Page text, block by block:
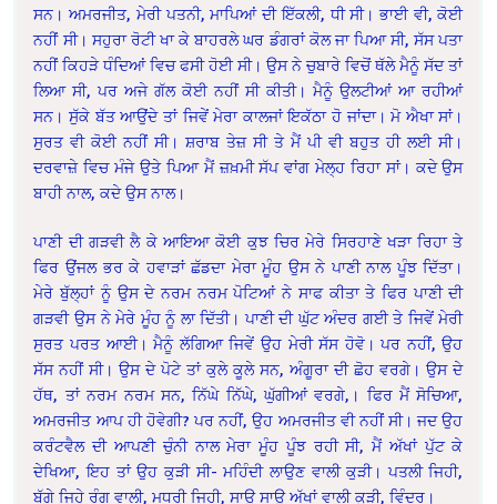
ਸਨ। ਅਮਰਜੀਤ, ਮੇਰੀ ਪਤਨੀ, ਮਾਪਿਆਂ ਦੀ ਇੱਕਲੀ, ਧੀ ਸੀ। ਭਾਈ ਵੀ, ਕੋਈ
ਨਹੀਂ ਸੀ। ਸਹੁਰਾ ਰੋਟੀ ਖਾ ਕੇ ਬਾਹਰਲੇ ਘਰ ਡੰਗਰਾਂ ਕੋਲ ਜਾ ਪਿਆ ਸੀ, ਸੱਸ ਪਤਾ
ਨਹੀਂ ਕਿਹੜੇ ਧੰਦਿਆਂ ਵਿਚ ਫਸੀ ਹੋਈ ਸੀ। ਉਸ ਨੇ ਚੁਬਾਰੇ ਵਿਚੋਂ ਥੱਲੇ ਮੈਨੂੰ ਸੱਦ ਤਾਂ
ਲਿਆ ਸੀ, ਪਰ ਅਜੇ ਗੱਲ ਕੋਈ ਨਹੀਂ ਸੀ ਕੀਤੀ। ਮੈਨੂੰ ਉਲਟੀਆਂ ਆ ਰਹੀਆਂ
ਸਨ। ਸੁੱਕੇ ਬੱਤ ਆਉਂਦੇ ਤਾਂ ਜਿਵੇਂ ਮੇਰਾ ਕਾਲਜਾਂ ਇਕੱਠਾ ਹੋ ਜਾਂਦਾ। ਮੋ ਐਖਾ ਸਾਂ।
ਸੁਰਤ ਵੀ ਕੋਈ ਨਹੀਂ ਸੀ। ਸ਼ਰਾਬ ਤੇਜ਼ ਸੀ ਤੇ ਮੈਂ ਪੀ ਵੀ ਬਹੁਤ ਹੀ ਲਈ ਸੀ।
ਦਰਵਾਜ਼ੇ ਵਿਚ ਮੰਜੇ ਉਤੇ ਪਿਆ ਮੈਂ ਜ਼ਖ਼ਮੀ ਸੱਪ ਵਾਂਗ ਮੇਲ੍ਹ ਰਿਹਾ ਸਾਂ। ਕਦੇ ਉਸ
ਬਾਹੀ ਨਾਲ, ਕਦੇ ਉਸ ਨਾਲ।
ਪਾਣੀ ਦੀ ਗੜਵੀ ਲੈ ਕੇ ਆਇਆ ਕੋਈ ਕੁਝ ਚਿਰ ਮੇਰੇ ਸਿਰਹਾਣੇ ਖੜਾ ਰਿਹਾ ਤੇ
ਫਿਰ ਉਂਜਲ ਭਰ ਕੇ ਹਵਾੜਾਂ ਛੱਡਦਾ ਮੇਰਾ ਮੂੰਹ ਉਸ ਨੇ ਪਾਣੀ ਨਾਲ ਪੂੰਝ ਦਿੱਤਾ।
ਮੇਰੇ ਬੁੱਲ੍ਹਾਂ ਨੂੰ ਉਸ ਦੇ ਨਰਮ ਨਰਮ ਪੋਟਿਆਂ ਨੇ ਸਾਫ ਕੀਤਾ ਤੇ ਫਿਰ ਪਾਣੀ ਦੀ
ਗੜਵੀ ਉਸ ਨੇ ਮੇਰੇ ਮੂੰਹ ਨੂੰ ਲਾ ਦਿੱਤੀ। ਪਾਣੀ ਦੀ ਘੁੱਟ ਅੰਦਰ ਗਈ ਤੇ ਜਿਵੇਂ ਮੇਰੀ
ਸੁਰਤ ਪਰਤ ਆਈ। ਮੈਨੂੰ ਲੱਗਿਆ ਜਿਵੇਂ ਉਹ ਮੇਰੀ ਸੱਸ ਹੋਵੋ। ਪਰ ਨਹੀਂ, ਉਹ
ਸੱਸ ਨਹੀਂ ਸੀ। ਉਸ ਦੇ ਪੋਟੇ ਤਾਂ ਕੁਲੇ ਕੂਲੇ ਸਨ, ਅੰਗੂਰਾ ਦੀ ਛੋਹ ਵਰਗੇ। ਉਸ ਦੇ
ਹੱਥ, ਤਾਂ ਨਰਮ ਨਰਮ ਸਨ, ਨਿੱਘੇ ਨਿੱਘੇ, ਘੁੱਗੀਆਂ ਵਰਗੇ,। ਫਿਰ ਮੈਂ ਸੋਚਿਆ,
ਅਮਰਜੀਤ ਆਪ ਹੀ ਹੋਵੇਗੀ? ਪਰ ਨਹੀਂ, ਉਹ ਅਮਰਜੀਤ ਵੀ ਨਹੀਂ ਸੀ। ਜਦ ਉਹ
ਕਰੰਟਵੈਲ ਦੀ ਆਪਣੀ ਚੁੰਨੀ ਨਾਲ ਮੇਰਾ ਮੂੰਹ ਪੂੰਝ ਰਹੀ ਸੀ, ਮੈਂ ਅੱਖਾਂ ਪੁੱਟ ਕੇ
ਦੇਖਿਆ, ਇਹ ਤਾਂ ਉਹ ਕੁੜੀ ਸੀ- ਮਹਿੰਦੀ ਲਾਉਣ ਵਾਲੀ ਕੁੜੀ। ਪਤਲੀ ਜਿਹੀ,
ਬੱਗੇ ਜਿਹੇ ਰੰਗ ਵਾਲੀ, ਮਧਰੀ ਜਿਹੀ, ਸਾਊ ਸਾਊ ਅੱਖਾਂ ਵਾਲੀ ਕੁੜੀ, ਵਿੰਦਰ।